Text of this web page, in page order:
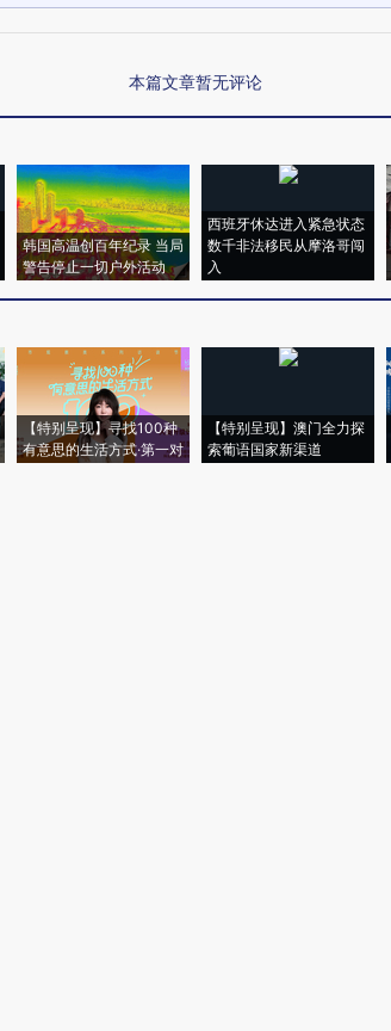
本篇文章暂无评论
韩国高温创百年纪录 当局
警告停止一切户外活动
西班牙休达进入紧急状态
数千非法移民从摩洛哥闯
入
【特别呈现】寻找100种
有意思的生活方式·第一对
【特别呈现】澳门全力探
索葡语国家新渠道